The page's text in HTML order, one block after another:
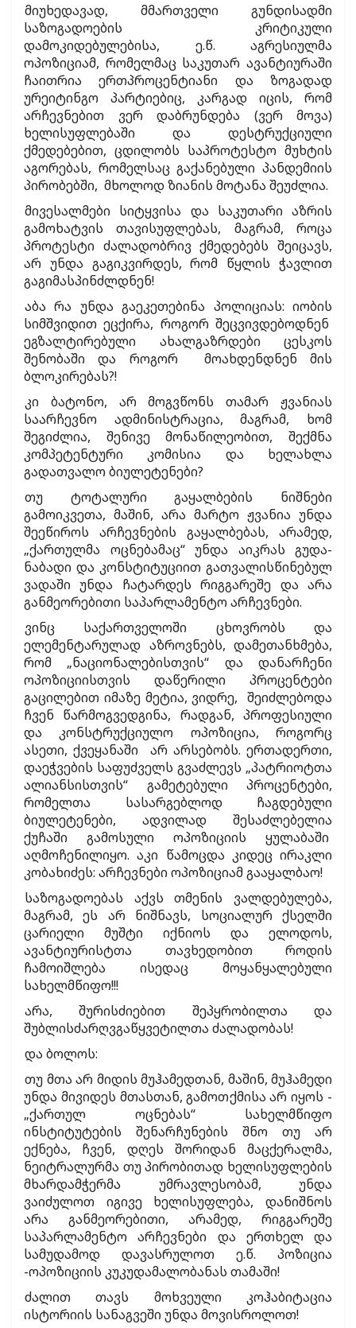
მიუხედავად, მმართველი გუნდისადმი
საზოგადოების კრიტიკული
დამოკიდებულებისა, ე.წ. აგრესიულმა
ოპოზიციამ, რომელმაც საკუთარ ავანტიურაში
ჩაითრია ერთპროცენტიანი და ზოგადად
ურეიტინგო პარტიებიც, კარგად იცის, რომ
არჩევნებით ვერ დაბრუნდება (ვერ მოვა)
ხელისუფლებაში და დესტრუქციული
ქმედებებით, ცდილობს საპროტესტო მუხტის
აგორებას, რომელსაც გაქანებული პანდემიის
პირობებში, მხოლოდ ზიანის მოტანა შეუძლია.
მივესალმები სიტყვისა და საკუთარი აზრის
გამოხატვის თავისუფლებას, მაგრამ, როცა
პროტესტი ძალადობრივ ქმედებებს შეიცავს,
არ უნდა გაგიკვირდეს, რომ წყლის ჭავლით
გაგიმასპინძლდნენ!
აბა რა უნდა გაეკეთებინა პოლიციას: იობის
სიმშვიდით ეცქირა, როგორ შეცვივდებოდნენ
ეგზალტირებული ახალგაზრდები ცესკოს
შენობაში და როგორ მოახდენდნენ მის
ბლოკირებას?!
კი ბატონო, არ მოგვწონს თამარ ჟვანიას
საარჩევნო ადმინისტრაცია, მაგრამ, ხომ
შეგიძლია, შენივე მონაწილეობით, შექმნა
კომპეტენტური კომისია და ხელახლა
გადათვალო ბიულეტენები?
თუ ტოტალური გაყალბების ნიშნები
გამოიკვეთა, მაშინ, არა მარტო ჟვანია უნდა
შეეწიროს არჩევნების გაყალბებას, არამედ,
„ქართულმა ოცნებამაც“ უნდა აიკრას გუდა-
ნაბადი და კონსტიტუციით გათვალისწინებულ
ვადაში უნდა ჩატარდეს რიგგარეშე და არა
განმეორებითი საპარლამენტო არჩევნები.
ვინც საქართველოში ცხოვრობს და
ელემენტარულად აზროვნებს, დამეთანხმება,
რომ „ნაციონალებისთვის“ და დანარჩენი
ოპოზიციისთვის დაწერილი პროცენტები
გაცილებით იმაზე მეტია, ვიდრე, შეიძლებოდა
ჩვენ წარმოგვედგინა, რადგან, პროფესიული
და კონსტრუქციულო ოპოზიცია, როგორც
ასეთი, ქვეყანაში არ არსებობს. ერთადერთი,
დაეჭვების საფუძველს გვაძლევს „პატრიოტთა
ალიანსისთვის“ გამეტებული პროცენტები,
რომელთა სასარგებლოდ ჩაგდებული
ბიულეტენები, ადვილად შესაძლებელია
ქუჩაში გამოსული ოპოზიციის ყულაბაში
აღმოჩენილიყო. აკი წამოცდა კიდეც ირაკლი
კობახიძეს: არჩევნები ოპოზიციამ გააყალბაო!
საზოგადოებას აქვს თმენის ვალდებულება,
მაგრამ, ეს არ ნიშნავს, სოციალურ ქსელში
ცარიელი მუშტი იქნიოს და ელოდოს,
ავანტიურისტთა თავხედობით როდის
ჩამოიშლება ისედაც მოყანყალებული
სახელმწიფო!!!
არა, შურისძიებით შეპყრობილთა და
შუბლისძარღვგაწყვეტილთა ძალადობას!
და ბოლოს:
თუ მთა არ მიდის მუჰამედთან, მაშინ, მუჰამედი
უნდა მივიდეს მთასთან, გამოთქმისა არ იყოს -
„ქართულ ოცნებას“ სახელმწიფო
ინსტიტუტების შენარჩუნების შნო თუ არ
ექნება, ჩვენ, დღეს შორიდან მაცქერალმა,
ნეიტრალურმა თუ პირობითად ხელისუფლების
მხარდამჭერმა უმრავლესობამ, უნდა
ვაიძულოთ იგივე ხელისუფლება, დანიშნოს
არა განმეორებითი, არამედ, რიგგარეშე
საპარლამენტო არჩევნები და ერთხელ და
სამუდამოდ დავასრულოთ ე.წ. პოზიცია
-ოპოზიციის კუკუდამალობანას თამაში!
ძალით თავს მოხვეული კოჰაბიტაცია
ისტორიის სანაგვეში უნდა მოვისროლოთ!